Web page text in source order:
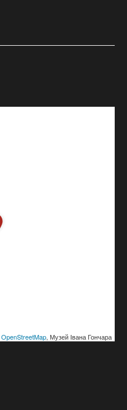
OpenStreetMap, Музей Івана Гончара